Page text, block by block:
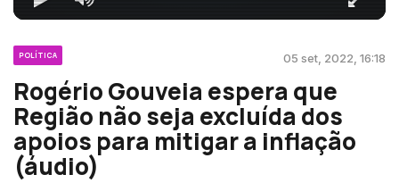
POLÍTICA 05 set, 2022, 16:18
Rogério Gouveia espera que
Região não seja excluída dos
apoios para mitigar a inflação
(áudio)